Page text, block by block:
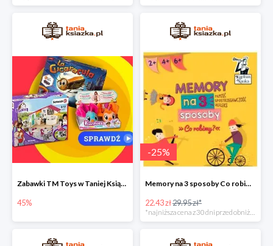
Zabawki TM Toys w Taniej Książce do -45%
45%
-25%
Memory na 3 sposoby Co robimy? Nowa edycja -25%
22.43 zł29.95 zł*
*najniższa cena z 30 dni przed obniżką